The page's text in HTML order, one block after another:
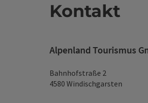
Kontakt
Alpenland Tourismus
Bahnhofstraße 2
4580 Windischgarsten